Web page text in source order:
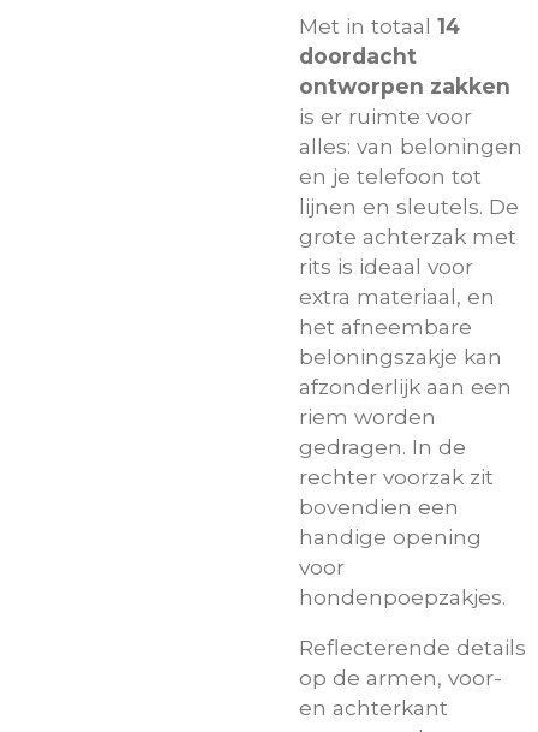
Met in totaal 14
doordacht
ontworpen zakken
is er ruimte voor
alles: van beloningen
en je telefoon tot
lijnen en sleutels. De
grote achterzak met
rits is ideaal voor
extra materiaal, en
het afneembare
beloningszakje kan
afzonderlijk aan een
riem worden
gedragen. In de
rechter voorzak zit
bovendien een
handige opening
voor
hondenpoepzakjes.
Reflecterende details
op de armen, voor-
en achterkant